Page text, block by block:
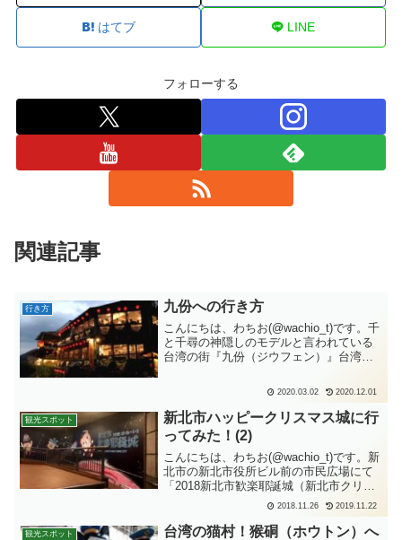
はてブ LINE
フォローする
関連記事
行き方 九份への行き方
こんにちは、わちお(@wachio_t)です。千
と千尋の神隠しのモデルと言われている
台湾の街『九份（ジウフェン）』台湾の
ン）』。あのジブリ映画、「千と千尋の
神隠し」のモデルになったのでは？と言
われている場所です...
2020.03.02 2020.12.01
観光スポット
新北市ハッピークリスマス城に行
ってみた！(2)
こんにちは、わちお(@wachio_t)です。新
北市の新北市役所ビル前の市民広場にて
「2018新北市歓楽耶誕城（新北市クリス
マスランド）」が開催されていました。
クリスマス恒例のイベントで、2018年は
2018年11月16日～2019年1月1...
2018.11.26 2019.11.22
観光スポット
台湾の猫村！猴硐（ホウトン）へ